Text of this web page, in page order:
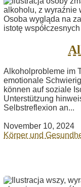
Alkoholprobleme im
emotionale
können auf soziale
Unterstützung
Selbstreflexion an...
November 10, 2024
Körper und